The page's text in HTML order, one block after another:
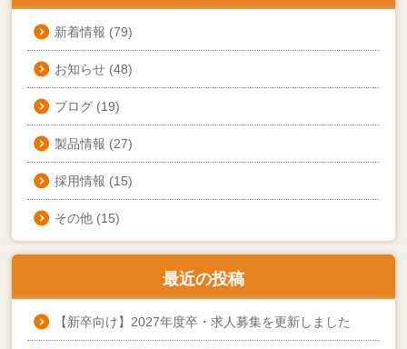
新着情報 (79)
お知らせ(48)
ブログ(19)
製品情報 (27)
採用情報 (15)
その他(15)
最近の投稿
【新卒向け】2027年度卒・求人募集を更新しました